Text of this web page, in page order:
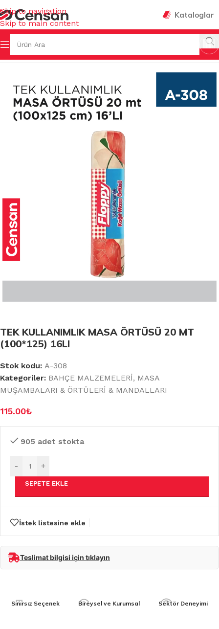
Skip to navigation
Skip to main content
Kataloglar
MASA MUŞAMBALARI & ÖRTÜLERİ & MANDALLARI
TEK KULLANIMLIK MASA ÖRTÜSÜ 20 MT
(100*125) 16LI
Stok kodu: A-308
Kategoriler: BAHÇE MALZEMELERİ, MASA
MUŞAMBALARI & ÖRTÜLERİ & MANDALLARI
115.00₺
905 adet stokta
- +
SEPETE EKLE
İstek listesine ekle
Teslimat bilgisi için tıklayın
Sınırsız Seçenek Bireysel ve Kurumsal Sektör Deneyimi